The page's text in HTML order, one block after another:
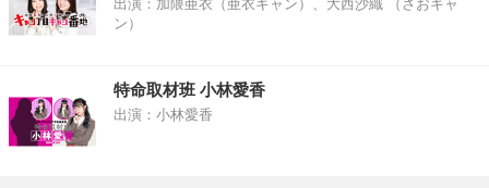
出演：加隈亜衣（亜衣キャン）、大西沙織 （さおキャ
ン）
特命取材班 小林愛香
出演：小林愛香